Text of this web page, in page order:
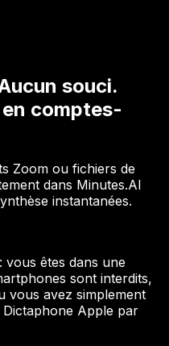
souci.
comptes-
Zoom ou fichiers de
dans Minutes.AI
instantanées.
vous êtes dans une
sont interdits,
vous avez simplement
Apple par